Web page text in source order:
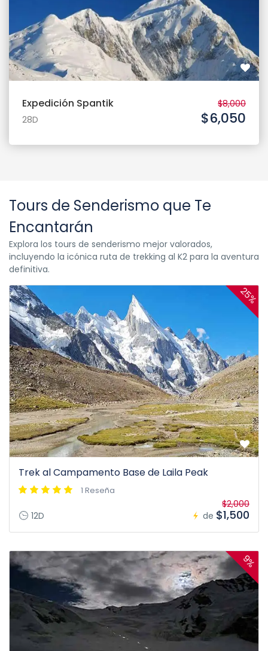
Expedición Spantik
28D
$8,000
$6,050
Tours de Senderismo que Te
Encantarán
Explora los tours de senderismo mejor valorados,
incluyendo la icónica ruta de trekking al K2 para la aventura
definitiva.
25%
Trek al Campamento Base de Laila Peak
1 Reseña
12D de
$2,000
$1,500
9%